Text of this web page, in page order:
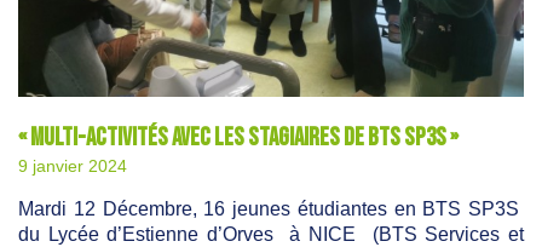
« Multi-activités avec les stagiaires de BTS sp3s »
9 janvier 2024
Mardi 12 Décembre, 16 jeunes étudiantes en BTS SP3S
du Lycée d’Estienne d’Orves à NICE (BTS Services et